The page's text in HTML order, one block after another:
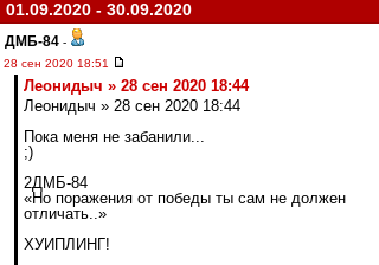
01.09.2020 - 30.09.2020
ДМБ-84 -
28 сен 2020 18:51
Леонидыч » 28 сен 2020 18:44
Леонидыч » 28 сен 2020 18:44
Пока меня не забанили...
;)
2ДМБ-84
«Но поражения от победы ты сам не должен
отличать..»
ХУИПЛИНГ!